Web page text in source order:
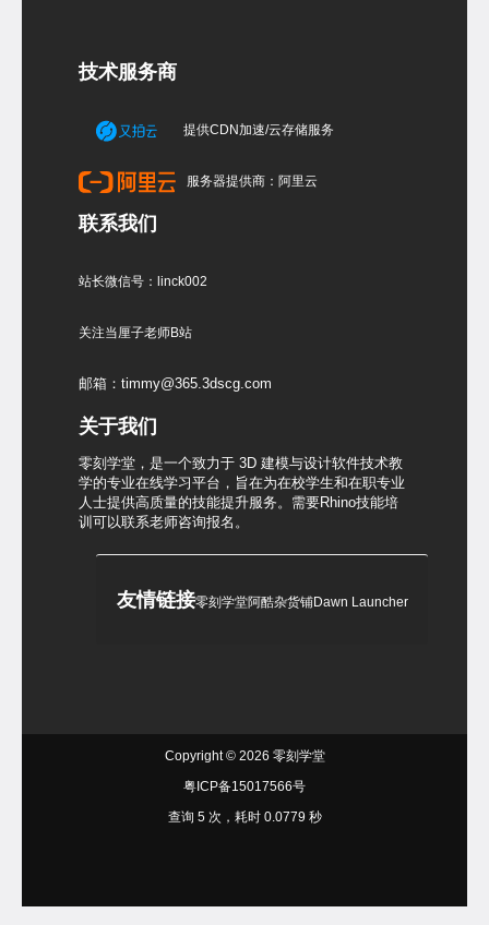
技术服务商
提供CDN加速/云存储服务
服务器提供商：阿里云
联系我们
站长微信号：linck002
关注当厘子老师B站
邮箱：timmy@365.3dscg.com
关于我们
零刻学堂，是一个致力于 3D 建模与设计软件技术教
学的专业在线学习平台，旨在为在校学生和在职专业
人士提供高质量的技能提升服务。需要Rhino技能培
训可以联系老师咨询报名。
友情链接零刻学堂阿酷杂货铺Dawn Launcher
Copyright © 2026 零刻学堂
粤ICP备15017566号
查询 5 次，耗时 0.0779 秒